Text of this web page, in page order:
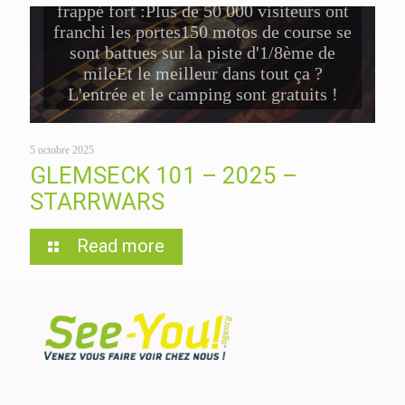
frappé fort :Plus de 50 000 visiteurs ont
franchi les portes150 motos de course se
sont battues sur la piste d'1/8ème de
mileEt le meilleur dans tout ça ?
L'entrée et le camping sont gratuits !
5 octobre 2025
GLEMSECK 101 – 2025 –
STARRWARS
Read more